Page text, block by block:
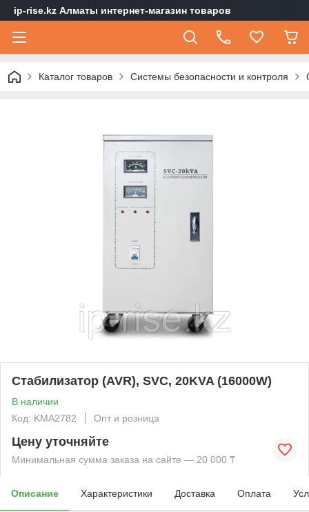
ip-rise.kz Алматы интернет-магазин товаров
Каталог товаров Системы безопасности и контроля
Стабилизатор (AVR), SVC, 20KVA (16000W)
В наличии
Код: KMА2782
Опт и розница
Цену уточняйте
Минимальная сумма заказа на сайте — 20 000 ₸
Описание Характеристики Доставка Оплата